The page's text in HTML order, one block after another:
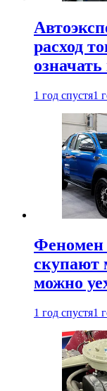
расход
1 год спустя1
Феномен
скупают
можно
1 год спустя1